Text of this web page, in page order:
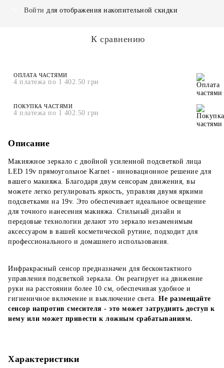
Войти для отображения накопительной скидки
К сравнению
ОПЛАТА ЧАСТЯМИ
4 платежа по 1 402.50 грн
ПОКУПКА ЧАСТЯМИ
4 платежа по 1 402.50 грн
Описание
Макияжное зеркало с двойной усиленной подсветкой лица
LED 19v прямоугольное Karnet - инновационное решение для
вашего макияжа. Благодаря двум сенсорам движения, вы
можете легко регулировать яркость, управляя двумя яркими
подсветками на 19v. Это обеспечивает идеальное освещение
для точного нанесения макияжа. Стильный дизайн и
передовые технологии делают это зеркало незаменимым
аксессуаром в вашей косметической рутине, подходит для
профессионального и домашнего использования.
Инфракрасный сенсор предназначен для бесконтактного
управления подсветкой зеркала. Он реагирует на движение
руки на расстоянии более 10 см, обеспечивая удобное и
гигиеничное включение и выключение света. Не размещайте
сенсор напротив смесителя - это может затруднить доступ к
нему или может привести к ложным срабатываниям.
Характеристики